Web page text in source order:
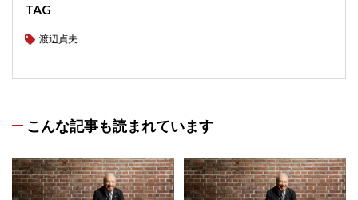
TAG
渡辺貞夫
こんな記事も読まれています